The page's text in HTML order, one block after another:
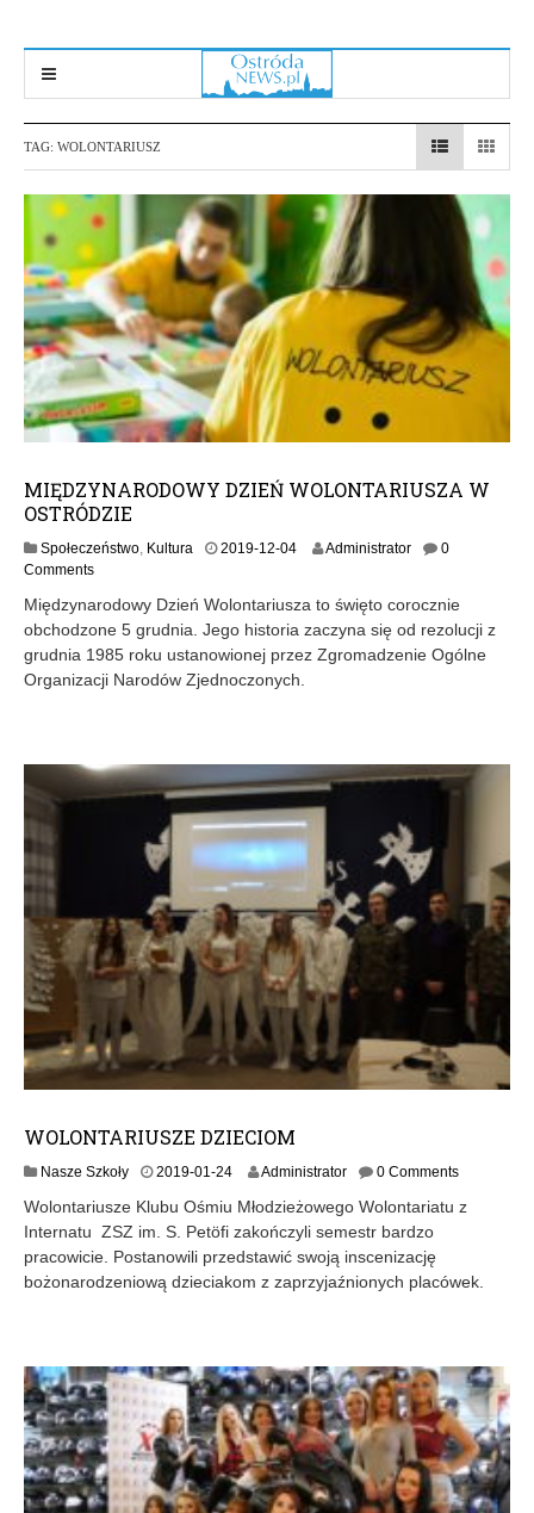
TAG: WOLONTARIUSZ
MIĘDZYNARODOWY DZIEŃ WOLONTARIUSZA W
OSTRÓDZIE
Społeczeństwo Kultura 2019-12-04 Administrator
0
Comments
Międzynarodowy Dzień Wolontariusza to święto corocznie
obchodzone 5 grudnia. Jego historia zaczyna się od rezolucji z
grudnia 1985 roku ustanowionej przez Zgromadzenie Ogólne
Organizacji Narodów Zjednoczonych.
WOLONTARIUSZE DZIECIOM
Nasze Szkoły 2019-01-24 Administrator 0 Comments
Wolontariusze Klubu Ośmiu Młodzieżowego Wolontariatu z
Internatu ZSZ im. S. Petöfi zakończyli semestr bardzo
pracowicie. Postanowili przedstawić swoją inscenizację
bożonarodzeniową dzieciakom z zaprzyjaźnionych placówek.